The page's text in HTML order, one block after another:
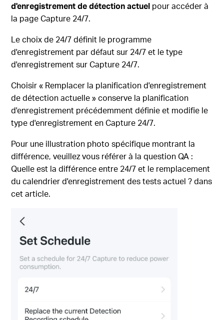
d'enregistrement dedétection actuel pour accéder à
la page Capture 24/7.
Le choix de 24/7 définit le programme
d'enregistrement par défaut sur 24/7 et le type
d'enregistrement sur Capture 24/7.
Choisir « Remplacer la planification d'enregistrement
de détection actuelle » conserve la planification
d'enregistrement précédemment définie et modifie le
type d'enregistrement en Capture 24/7.
Pour une illustration photo spécifique montrant la
différence, veuillez vous référer à laquestion QA :
Quelle est la différence entre 24/7et le remplacement
du calendrier d'enregistrement des tests actuel ?dans
cet article.